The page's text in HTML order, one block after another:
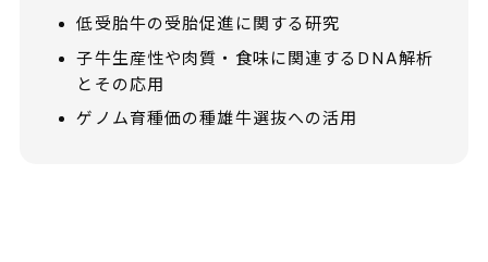
低受胎牛の受胎促進に関する研究
子牛生産性や肉質・食味に関連するDNA解析
とその応用
ゲノム育種価の種雄牛選抜への活用